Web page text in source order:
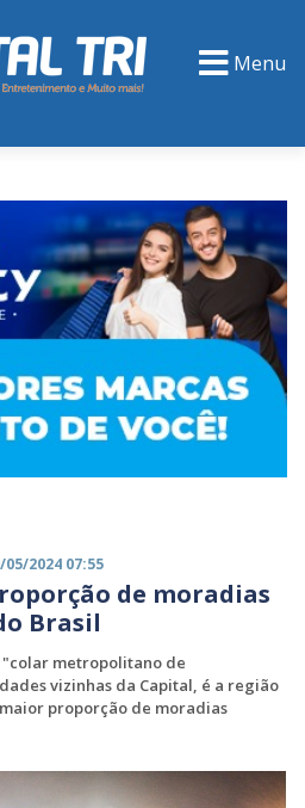
Menu
05/2024 07:55
de moradias
Brasil
metropolitano de
vizinhas da Capital, é a região
proporção de moradias